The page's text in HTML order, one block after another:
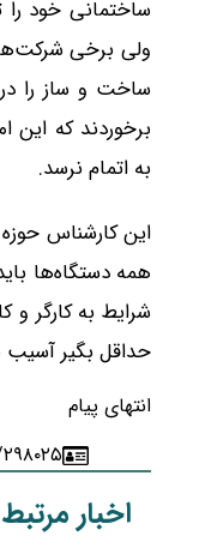
ساختمانی خود را
ولی برخی
ساخت و ساز را
برخوردند که
به اتمام نرسد.
این کارشناس
همه دستگاه‌ها
شرایط به کارگر و
حداقل بگیر آسیب
انتهای پیام
۸۰۲۵
اخبار مرتبط